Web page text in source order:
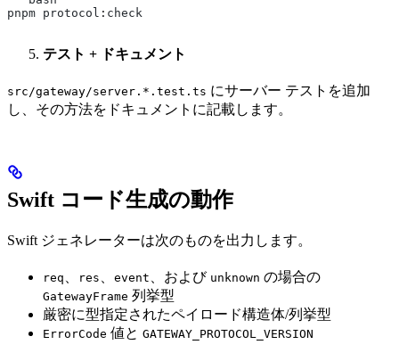
pnpm protocol : check
テスト + ドキュメント
src/gateway/server.*.test.ts にサーバー テストを追加
し、その方法をドキュメントに記載します。
Swift コード生成の動作
Swift ジェネレーターは次のものを出力します。
req 、 res 、 event 、および unknown の場合の
GatewayFrame 列挙型
厳密に型指定されたペイロード構造体/列挙型
ErrorCode 値と GATEWAY_PROTOCOL_VERSION